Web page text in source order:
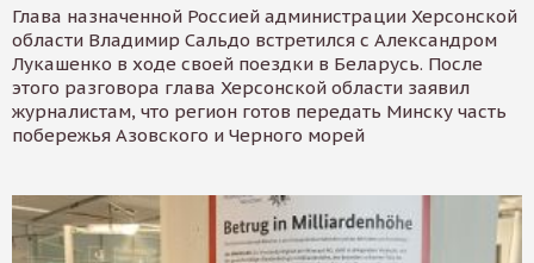
Глава назначенной Россией администрации Херсонской
области Владимир Сальдо встретился с Александром
Лукашенко в ходе своей поездки в Беларусь. После
этого разговора глава Херсонской области заявил
журналистам, что регион готов передать Минску часть
побережья Азовского и Черного морей